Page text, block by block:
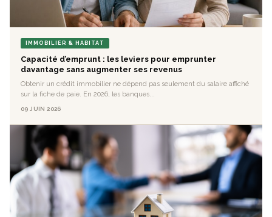
IMMOBILIER & HABITAT
Capacité d’emprunt : les leviers pour emprunter
davantage sans augmenter ses revenus
Obtenir un crédit immobilier ne dépend pas seulement du salaire affiché
sur la fiche de paie. En 2026, les banques...
09 JUIN 2026